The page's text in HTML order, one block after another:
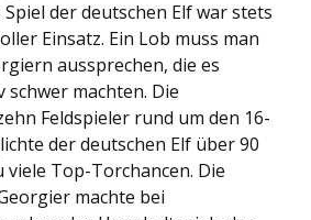
der deutschen Elf war stets
Einsatz. Ein Lob muss man
aussprechen, die es
machten. Die
Feldspieler rund um den 16-
der deutschen Elf über 90
Top-Torchancen. Die
machte bei